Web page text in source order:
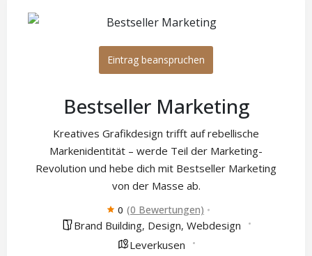
Eintrag beanspruchen
Bestseller Marketing
Kreatives Grafikdesign trifft auf rebellische
Markenidentität – werde Teil der Marketing-
Revolution und hebe dich mit Bestseller Marketing
von der Masse ab.
0 (0 Bewertungen)
Brand Building, Design, Webdesign
Leverkusen